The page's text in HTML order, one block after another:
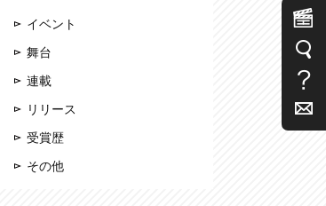
イベント
舞台
連載
リリース
受賞歴
その他